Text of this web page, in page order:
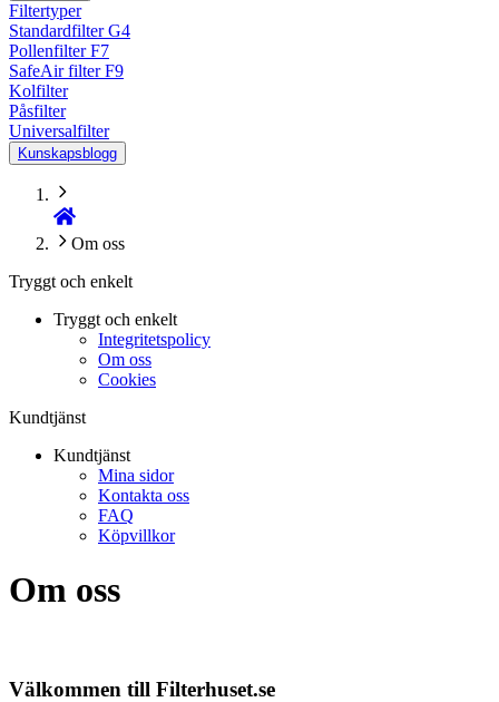
Filtertyper
Standardfilter G4
Pollenfilter F7
SafeAir filter F9
Kolfilter
Påsfilter
Universalfilter
Kunskapsblogg
Om oss
Tryggt och enkelt
Tryggt och enkelt
Integritetspolicy
Om oss
Cookies
Kundtjänst
Kundtjänst
Mina sidor
Kontakta oss
FAQ
Köpvillkor
Om oss
Välkommen till Filterhuset.se